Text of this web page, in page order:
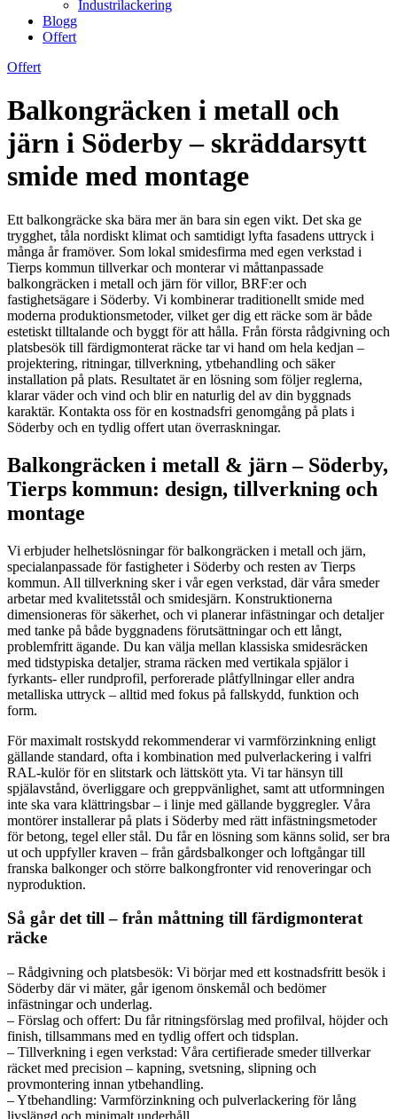
Industrilackering
Blogg
Offert
Offert
Balkongräcken i metall och
järn i Söderby – skräddarsytt
smide med montage
Ett balkongräcke ska bära mer än bara sin egen vikt. Det ska ge
trygghet, tåla nordiskt klimat och samtidigt lyfta fasadens uttryck i
många år framöver. Som lokal smidesfirma med egen verkstad i
Tierps kommun tillverkar och monterar vi måttanpassade
balkongräcken i metall och järn för villor, BRF:er och
fastighetsägare i Söderby. Vi kombinerar traditionellt smide med
moderna produktionsmetoder, vilket ger dig ett räcke som är både
estetiskt tilltalande och byggt för att hålla. Från första rådgivning och
platsbesök till färdigmonterat räcke tar vi hand om hela kedjan –
projektering, ritningar, tillverkning, ytbehandling och säker
installation på plats. Resultatet är en lösning som följer reglerna,
klarar väder och vind och blir en naturlig del av din byggnads
karaktär. Kontakta oss för en kostnadsfri genomgång på plats i
Söderby och en tydlig offert utan överraskningar.
Balkongräcken i metall & järn – Söderby,
Tierps kommun: design, tillverkning och
montage
Vi erbjuder helhetslösningar för balkongräcken i metall och järn,
specialanpassade för fastigheter i Söderby och resten av Tierps
kommun. All tillverkning sker i vår egen verkstad, där våra smeder
arbetar med kvalitetsstål och smidesjärn. Konstruktionerna
dimensioneras för säkerhet, och vi planerar infästningar och detaljer
med tanke på både byggnadens förutsättningar och ett långt,
problemfritt ägande. Du kan välja mellan klassiska smidesräcken
med tidstypiska detaljer, strama räcken med vertikala spjälor i
fyrkants- eller rundprofil, perforerade plåtfyllningar eller andra
metalliska uttryck – alltid med fokus på fallskydd, funktion och
form.
För maximalt rostskydd rekommenderar vi varmförzinkning enligt
gällande standard, ofta i kombination med pulverlackering i valfri
RAL-kulör för en slitstark och lättskött yta. Vi tar hänsyn till
spjälavstånd, överliggare och greppvänlighet, samt att utformningen
inte ska vara klättringsbar – i linje med gällande byggregler. Våra
montörer installerar på plats i Söderby med rätt infästningsmetoder
för betong, tegel eller stål. Du får en lösning som känns solid, ser bra
ut och uppfyller kraven – från gårdsbalkonger och loftgångar till
franska balkonger och större balkongfronter vid renoveringar och
nyproduktion.
Så går det till – från måttning till färdigmonterat
räcke
– Rådgivning och platsbesök: Vi börjar med ett kostnadsfritt besök i
Söderby där vi mäter, går igenom önskemål och bedömer
infästningar och underlag.
– Förslag och offert: Du får ritningsförslag med profilval, höjder och
finish, tillsammans med en tydlig offert och tidsplan.
– Tillverkning i egen verkstad: Våra certifierade smeder tillverkar
räcket med precision – kapning, svetsning, slipning och
provmontering innan ytbehandling.
– Ytbehandling: Varmförzinkning och pulverlackering för lång